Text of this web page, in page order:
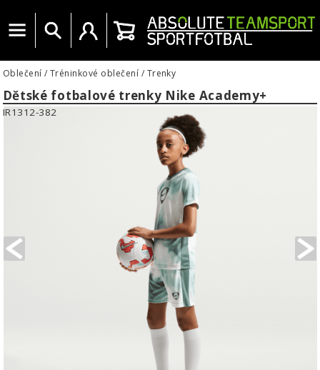
Menu Vyhledat Uživatelský účet
Košík
Oblečení / Tréninkové oblečení / Trenky
Dětské fotbalové trenky Nike Academy+
PREVIOUS
IR1312-382